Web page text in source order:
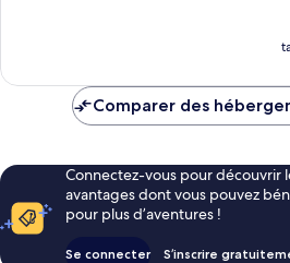
Comparer des
Connectez-vous pour découvrir
avantages dont vous pouvez
pour plus d’aventures !
Se connecter S’inscrire